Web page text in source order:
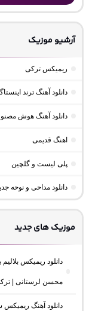
آرشیو موزیک
ریمیکس ترکی
دانلود آهنگ ترند
دانلود آهنگ هوش
اهنگ قدیمی
پلی لیست و گلچین
دانلود مداحی و نوحه
موزیک های جدید
دانلود ریمیکس
محسن لرستانی |
دانلود آهنگ